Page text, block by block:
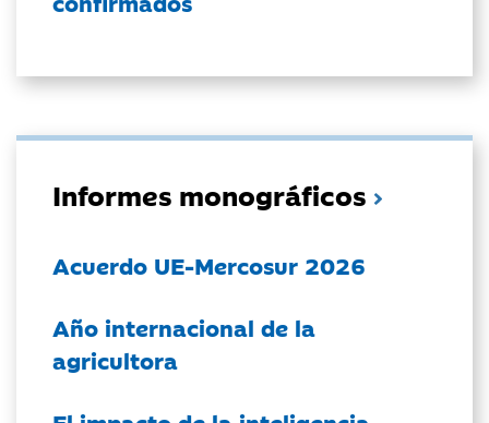
Informes monográficos
Acuerdo UE-Mercosur 2026
Año internacional de la
agricultora